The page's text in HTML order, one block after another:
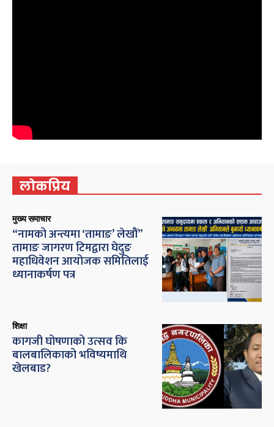
लोकप्रिय
मुख्य समाचार
“नामको अन्त्यमा ‘तामाङ’ लेखौं”
तामाङ जागरण टिमद्वारा घेदुङ
महाधिवेशन आयोजक समितिलाई
ध्यानाकर्षण पत्र
शिक्षा
कागजी घोषणाको उत्सव कि
बालबालिकाको भविष्यमाथि
खेलबाड?